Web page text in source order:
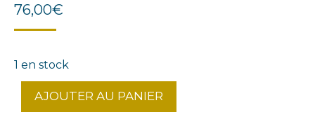
76,00€
1 en stock
AJOUTER AU PANIER